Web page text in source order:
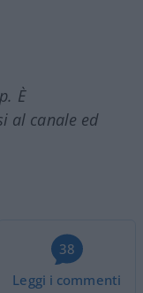
È
al canale ed
38
Leggi i commenti